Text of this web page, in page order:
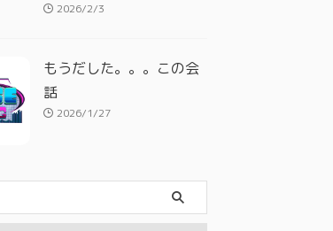
2026/2/3
もうだした。。。この会
話
2026/1/27